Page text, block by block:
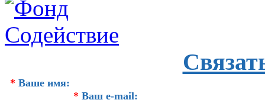
* Ваше имя:
* Ваш e-mail: